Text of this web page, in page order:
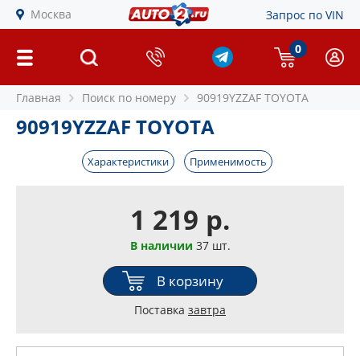
Москва Запрос по VIN
0
Главная Поиск по номеру 90919YZZAF TOYOTA
90919YZZAF TOYOTA
Характеристики Применимость
1 219 р.
В наличии 37 шт.
В корзину
Поставка завтра